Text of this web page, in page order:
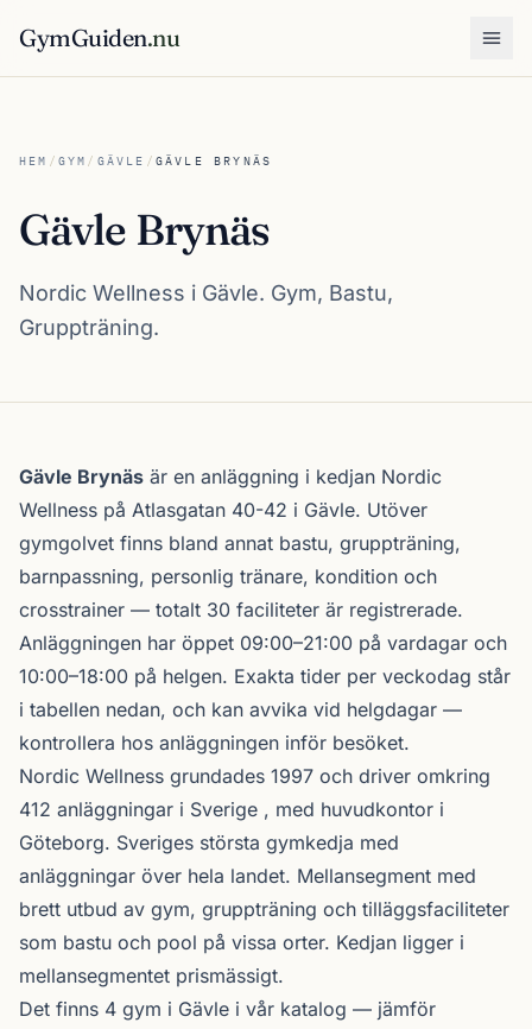
GymGuiden.nu
HEM / GYM / GÄVLE / GÄVLE BRYNÄS
Gävle Brynäs
Nordic Wellness i Gävle. Gym, Bastu,
Gruppträning.
Om Gävle Brynäs
Gävle Brynäs är en anläggning i kedjan Nordic
Wellness på Atlasgatan 40-42 i Gävle. Utöver
gymgolvet finns bland annat bastu, gruppträning,
barnpassning, personlig tränare, kondition och
crosstrainer — totalt 30 faciliteter är registrerade.
Anläggningen har öppet 09:00–21:00 på vardagar och
10:00–18:00 på helgen. Exakta tider per veckodag står
i tabellen nedan, och kan avvika vid helgdagar —
kontrollera hos anläggningen inför besöket.
Nordic Wellness grundades 1997 och driver omkring
412 anläggningar i Sverige , med huvudkontor i
Göteborg. Sveriges största gymkedja med
anläggningar över hela landet. Mellansegment med
brett utbud av gym, gruppträning och tilläggsfaciliteter
som bastu och pool på vissa orter. Kedjan ligger i
mellansegmentet prismässigt.
Det finns 4 gym i Gävle i vår katalog — jämför